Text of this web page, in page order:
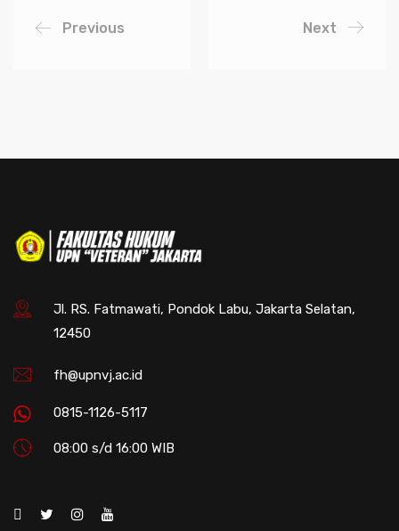
Previous Next
Jl. RS. Fatmawati, Pondok Labu, Jakarta Selatan,
12450
fh@upnvj.ac.id
0815-1126-5117
08:00 s/d 16:00 WIB